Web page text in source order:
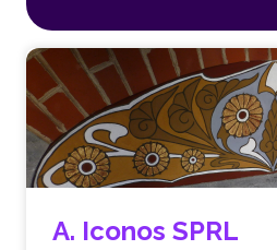
A. Iconos SPRL